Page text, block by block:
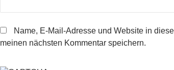
Name, E-Mail-Adresse und Website in
meinen nächsten Kommentar speichern.